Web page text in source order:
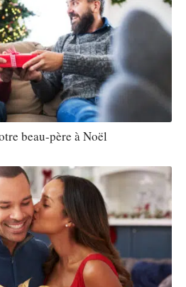
beau-père à Noël